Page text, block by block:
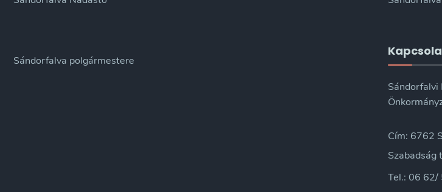
Sándorfalva polgármestere
Sándorfalvi
Cím: 6762
Szabadság
Tel.: 06